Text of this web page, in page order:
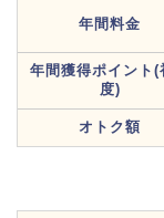
年間料金
年間獲得ポイント(
度)
オトク額